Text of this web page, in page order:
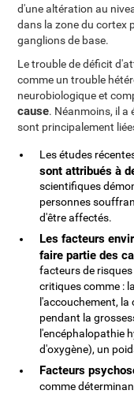
d'une altération au
dans la zone du cortex
ganglions de base.
Le trouble de déficit
comme un trouble
neurobiologique et
cause. Néanmoins, il a
sont principalement
Les études
sont attribués à
scientifiques
personnes
d'être affectés.
Les facteurs
faire partie des
facteurs de
critiques comme :
l'accouchement,
pendant la
l'encéphalopathie
d'oxygène), un
Facteurs
comme